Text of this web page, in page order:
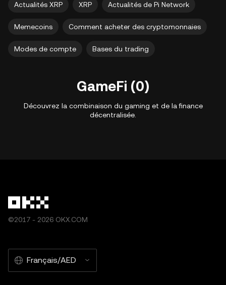
Actualités XRP XRP Actualités de Pi Network
Memecoins Comment acheter des cryptomonnaies
Modes de compte Bases du trading
GameFi (0)
Découvrez la combinaison du gaming et de la finance
décentralisée.
©2017 - 2026 OKX.COM
Français/AED